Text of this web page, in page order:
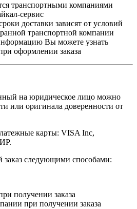
транспортными компаниями
сервис
доставки зависят от условий
транспортной компании
Вы можете узнать
оформлении заказа
на юридическое лицо можно
или оригинала доверенности от
карты: VISA Inc,
заказ следующими способами:
получении заказа
при получении заказа